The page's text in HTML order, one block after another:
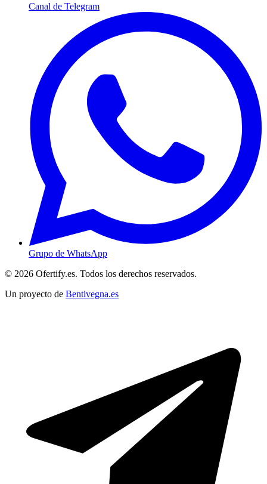
Canal de Telegram
Grupo de WhatsApp
© 2026 Ofertify.es. Todos los derechos reservados.
Un proyecto de Bentivegna.es